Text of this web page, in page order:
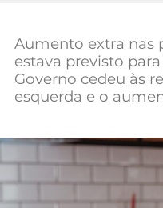
Negócios
Mundial
Aumento extra nas
estava previsto
Governo cedeu às
esquerda e o